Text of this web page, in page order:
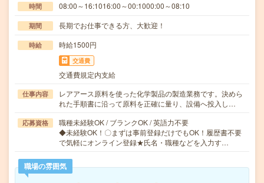
時間 08:00～16:1016:00～00:1000:00～08:10
期間 長期でお仕事できる方、大歓迎！
時給 時給1500円
交通費
交通費規定内支給
仕事内容
レアアース原料を使った化学製品の製造業務です。決めら
れた手順書に沿って原料を正確に量り、設備へ投入し…
応募資格
職種未経験OK / ブランクOK / 英語力不要
◆未経験OK！〇まずは事前登録だけでもOK！履歴書不要
で気軽にオンライン登録★氏名・職種などを入力す…
職場の雰囲気